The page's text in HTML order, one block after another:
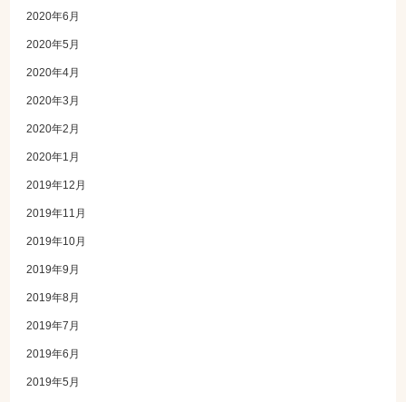
2020年6月
2020年5月
2020年4月
2020年3月
2020年2月
2020年1月
2019年12月
2019年11月
2019年10月
2019年9月
2019年8月
2019年7月
2019年6月
2019年5月